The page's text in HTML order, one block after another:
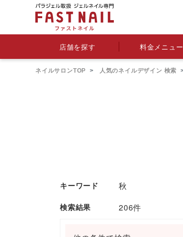
店舗を探す 料金メニュー
ネイルサロンTOP 人気のネイルデザイン 検索
キーワード 秋
検索結果 206件